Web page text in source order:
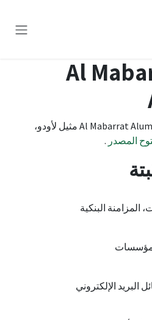
Al
المصدر .
المزامنة البنكية
للمؤسسات
البريد الإلكتروني